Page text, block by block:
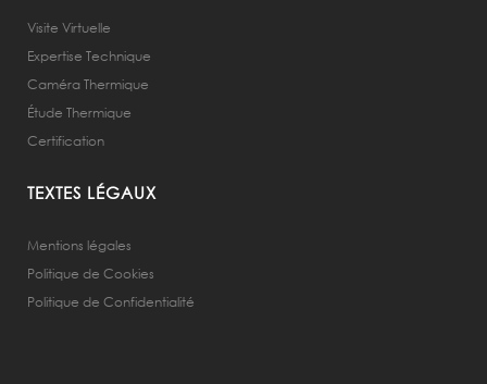
Visite Virtuelle
Expertise Technique
Caméra Thermique
Étude Thermique
Certification
TEXTES LÉGAUX
Mentions légales
Politique de Cookies
Politique de Confidentialité